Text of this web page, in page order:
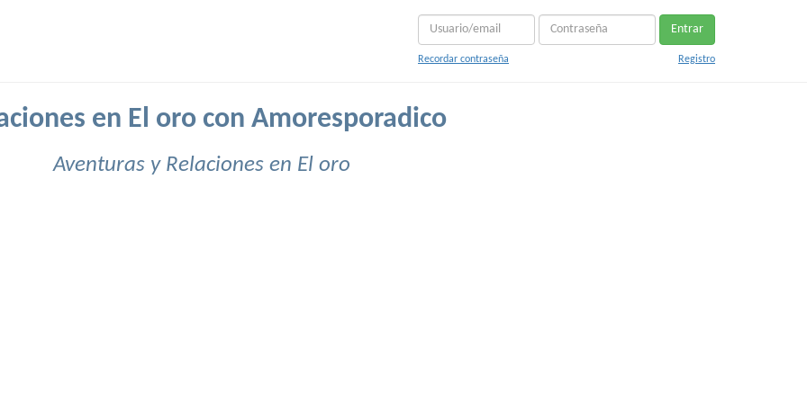
Entrar
Recordar contraseña Registro
en El oro con Amoresporadico
Aventuras y Relaciones en El oro